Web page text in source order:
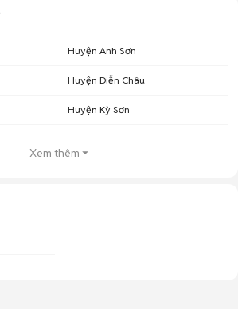
Huyện Anh Sơn
Huyện Diễn Châu
Huyện Kỳ Sơn
Xem thêm